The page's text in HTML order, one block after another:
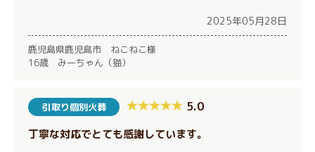
2025年05月28日
鹿児島県鹿児島市 ねこねこ様
16歳 みーちゃん（猫）
引取り個別火葬 5.0
丁寧な対応でとても感謝しています。